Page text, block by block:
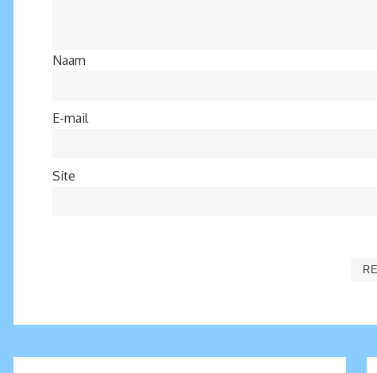
Naam
E-mail
Site